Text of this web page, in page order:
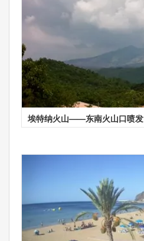
埃特纳火山——东南火山口喷发